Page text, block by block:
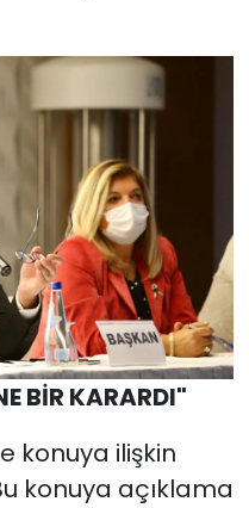
BİR KARARDI"
konuya ilişkin
konuya açıklama